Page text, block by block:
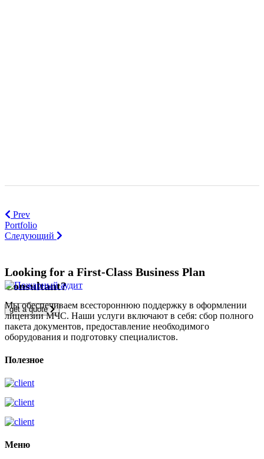
Prev
Portfolio
Следующий
Looking for a First-Class Business Plan
Consultant?
get a quote
Мы обеспечиваем всестороннюю поддержку в оформлении
лицензии МЧС. Наши услуги включают в себя: сбор полного
пакета документов, предоставление необходимого
оборудования и подготовку специалистов.
Полезное
Меню